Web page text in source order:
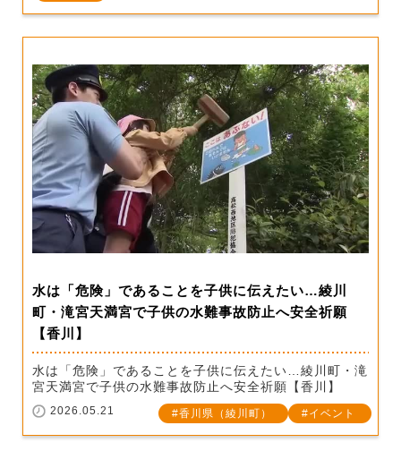
水は「危険」であることを子供に伝えたい…綾川
町・滝宮天満宮で子供の水難事故防止へ安全祈願
【香川】
水は「危険」であることを子供に伝えたい…綾川町・滝
宮天満宮で子供の水難事故防止へ安全祈願【香川】
2026.05.21 香川県（綾川町） イベント